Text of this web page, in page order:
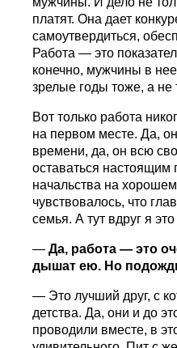
платят. Она дает
самоутвердиться,
Работа — это
конечно, мужчины в
зрелые годы тоже, а не
Вот только работа
на первом месте. Да,
времени, да, он всю
оставаться
начальства на хорошем
чувствовалось, что
семья. А тут вдруг я
—Да, работа — это
дышат ею. Но
— Это лучший друг, с
детства. Да, они и до
проводили вместе, в